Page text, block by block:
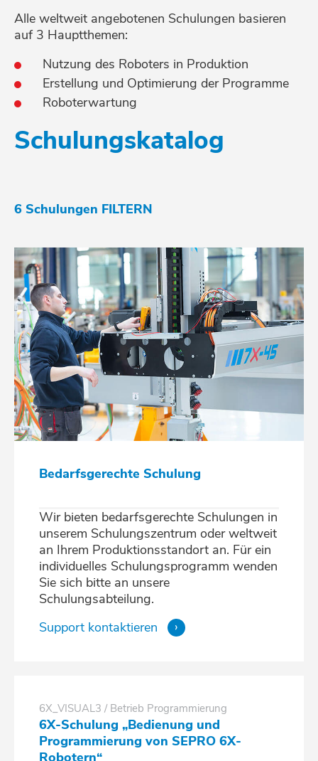
Alle weltweit angebotenen Schulungen basieren
auf 3 Hauptthemen:
Nutzung des Roboters in Produktion
Erstellung und Optimierung der Programme
Roboterwartung
Schulungskatalog
6 Schulungen FILTERN
Bedarfsgerechte Schulung
Wir bieten bedarfsgerechte Schulungen in
unserem Schulungszentrum oder weltweit
an Ihrem Produktionsstandort an. Für ein
individuelles Schulungsprogramm wenden
Sie sich bitte an unsere
Schulungsabteilung.
Support kontaktieren
6X_VISUAL3 / Betrieb Programmierung
6X-Schulung „Bedienung und
Programmierung von SEPRO 6X-
Robotern“